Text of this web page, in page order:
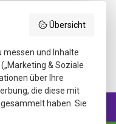
Übersicht
messen und Inhalte
& Soziale
über Ihre
die diese mit
haben. Sie